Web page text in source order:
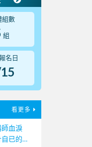
組數
組
名日
看更多
血淚
已的程